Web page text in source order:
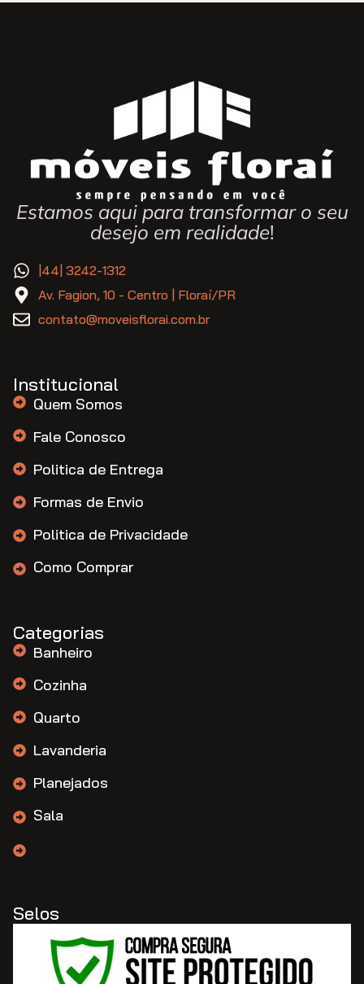
Estamos aqui para transformar o seu
desejo em realidade!
|44| 3242-1312
Av. Fagion, 10 - Centro | Floraí/PR
contato@moveisflorai.com.br
Institucional
Quem Somos
Fale Conosco
Politica de Entrega
Formas de Envio
Politica de Privacidade
Como Comprar
Categorias
Banheiro
Cozinha
Quarto
Lavanderia
Planejados
Sala
Selos